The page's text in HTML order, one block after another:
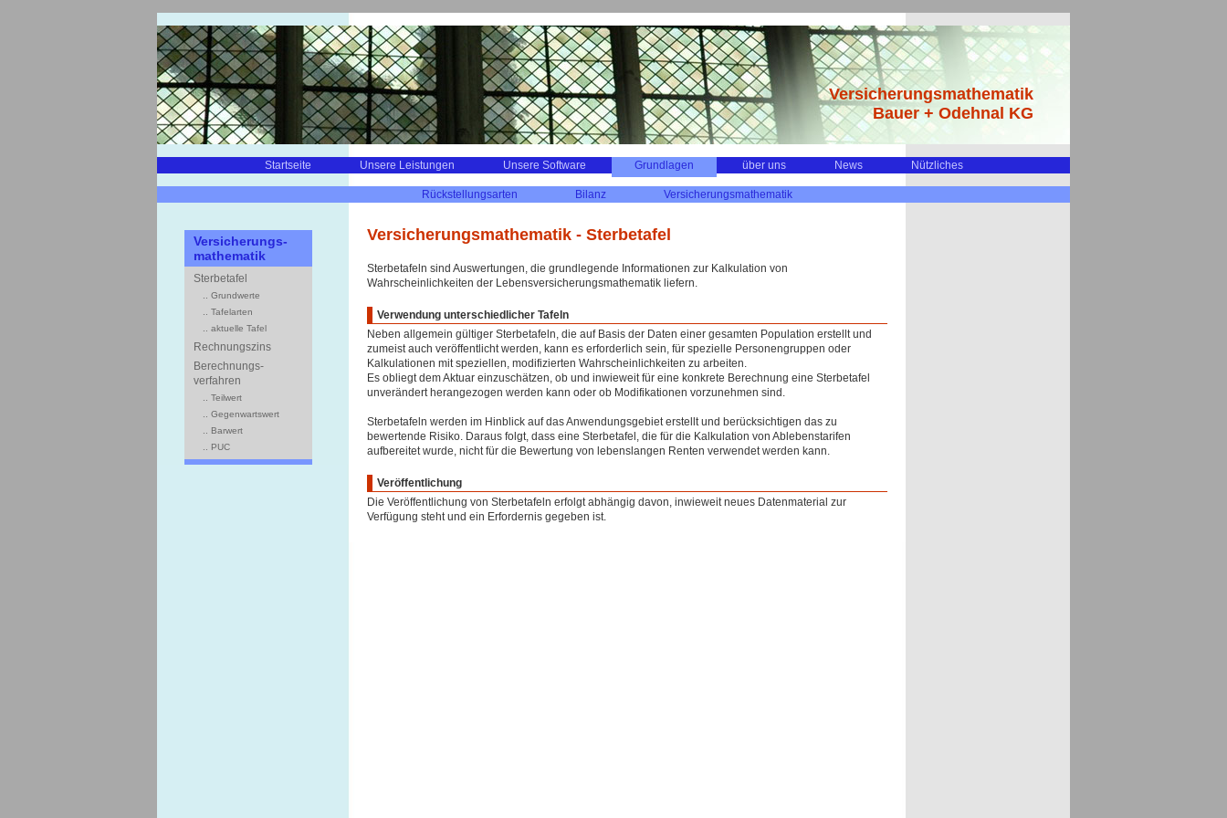
Versicherungsmathematik
Bauer + Odehnal KG
Startseite Unsere Leistungen Unsere Software Grundlagen über uns News Nützliches
Rückstellungsarten Bilanz Versicherungsmathematik
Versicherungs-
mathematik
Sterbetafel
.. Grundwerte
.. Tafelarten
.. aktuelle Tafel
Rechnungszins
Berechnungs-
verfahren
.. Teilwert
.. Gegenwartswert
.. Barwert
.. PUC
Versicherungsmathematik - Sterbetafel
Sterbetafeln sind Auswertungen, die grundlegende Informationen zur Kalkulation von
Wahrscheinlichkeiten der Lebensversicherungsmathematik liefern.
Verwendung unterschiedlicher Tafeln
Neben allgemein gültiger Sterbetafeln, die auf Basis der Daten einer gesamten Population erstellt und
zumeist auch veröffentlicht werden, kann es erforderlich sein, für spezielle Personengruppen oder
Kalkulationen mit speziellen, modifizierten Wahrscheinlichkeiten zu arbeiten.
Es obliegt dem Aktuar einzuschätzen, ob und inwieweit für eine konkrete Berechnung eine Sterbetafel
unverändert herangezogen werden kann oder ob Modifikationen vorzunehmen sind.
Sterbetafeln werden im Hinblick auf das Anwendungsgebiet erstellt und berücksichtigen das zu
bewertende Risiko. Daraus folgt, dass eine Sterbetafel, die für die Kalkulation von Ablebenstarifen
aufbereitet wurde, nicht für die Bewertung von lebenslangen Renten verwendet werden kann.
Veröffentlichung
Die Veröffentlichung von Sterbetafeln erfolgt abhängig davon, inwieweit neues Datenmaterial zur
Verfügung steht und ein Erfordernis gegeben ist.